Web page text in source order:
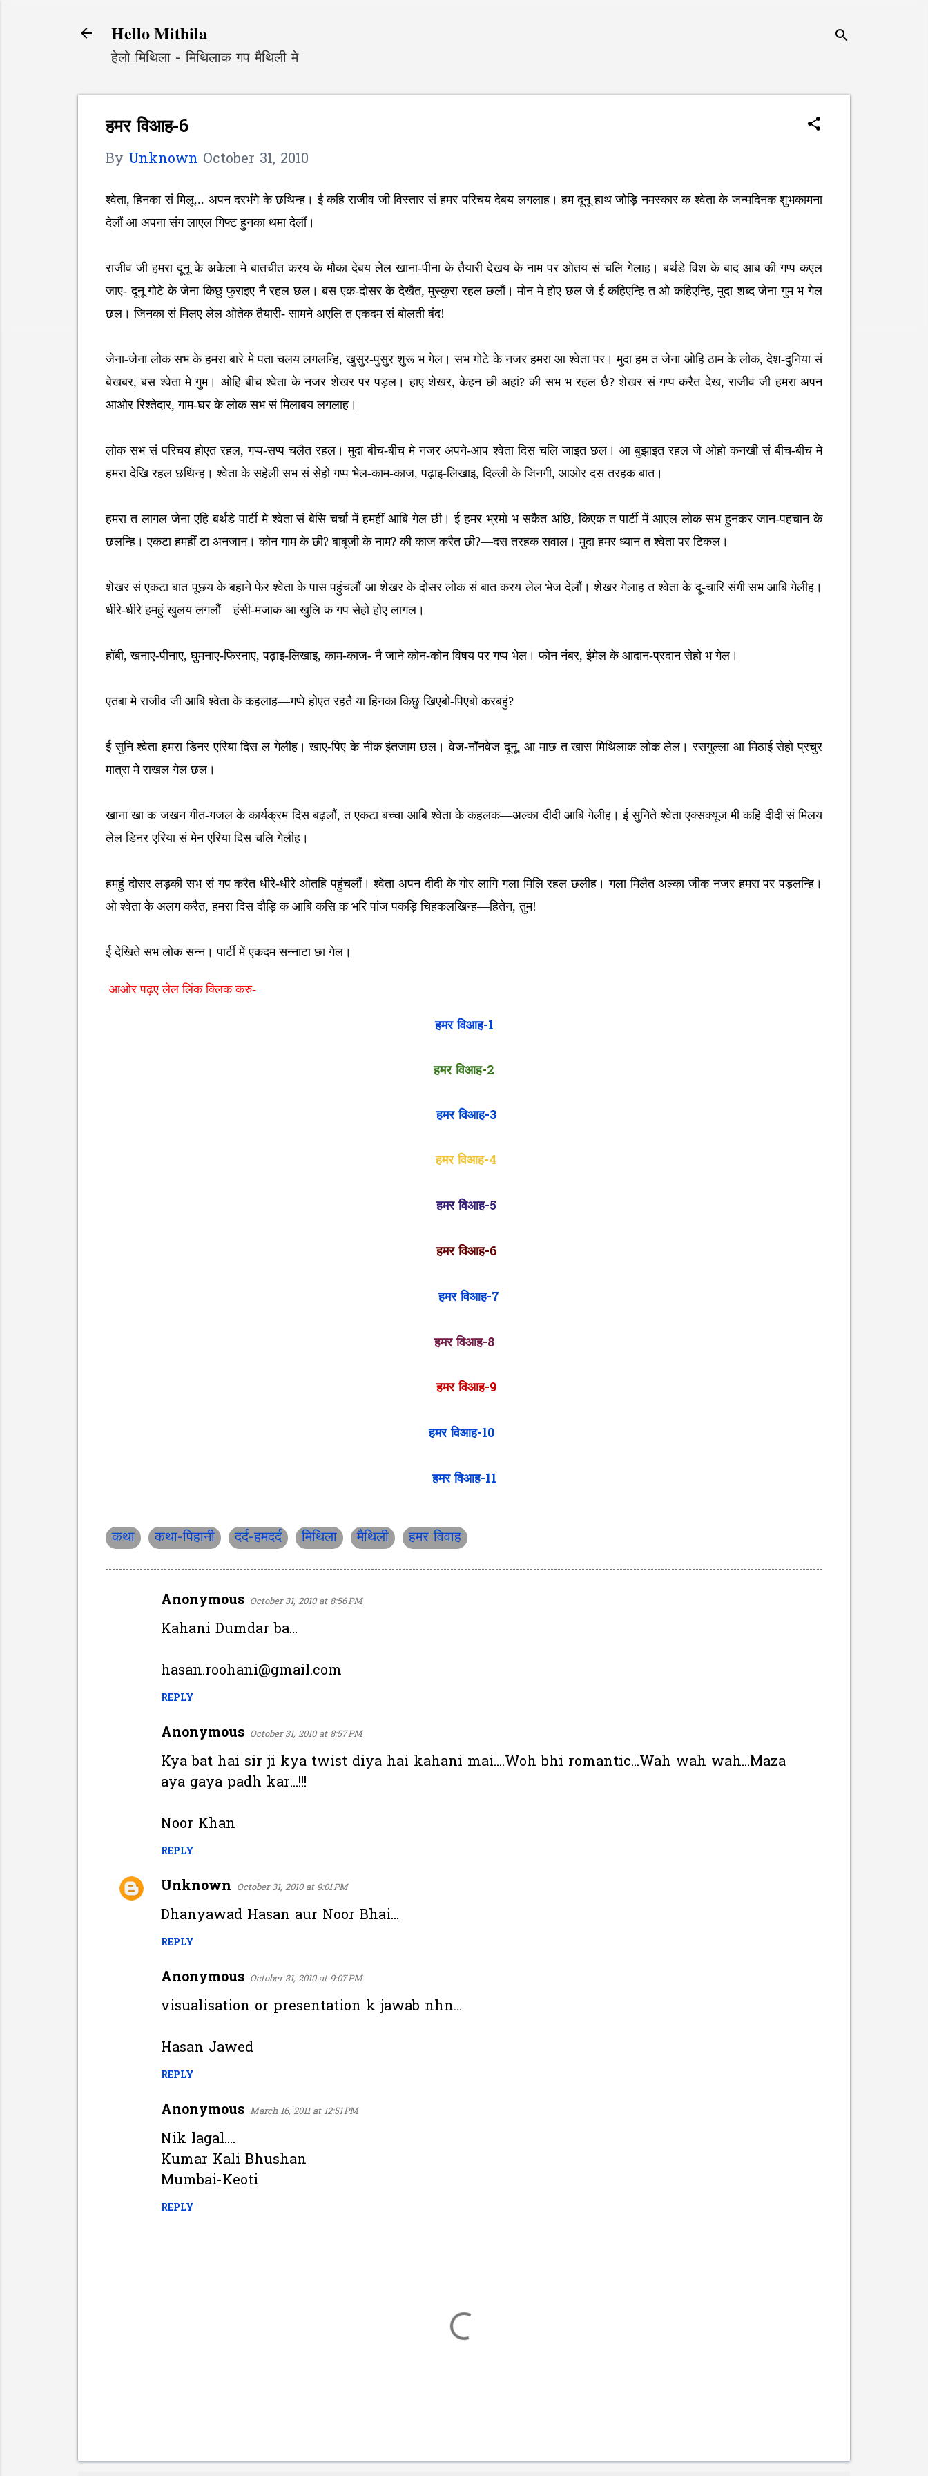
Hello Mithila
हेलो मिथिला - मिथिलाक गप मैथिली मे
हमर विआह-6
By Unknown October 31, 2010
श्वेता, हिनका सं मिलू... अपन दरभंगे के छथिन्ह। ई कहि राजीव जी विस्तार सं हमर परिचय देबय लगलाह। हम दूनू हाथ जोड़ि नमस्कार क श्वेता के जन्मदिनक शुभकामना
देलौं आ अपना संग लाएल गिफ्ट हुनका थमा देलौं।
राजीव जी हमरा दूनू के अकेला मे बातचीत करय के मौका देबय लेल खाना-पीना के तैयारी देखय के नाम पर ओतय सं चलि गेलाह। बर्थडे विश के बाद आब की गप्प कएल
जाए- दूनू गोटे के जेना किछु फुराइए नै रहल छल। बस एक-दोसर के देखैत, मुस्कुरा रहल छलौं। मोन मे होए छल जे ई कहिएन्हि त ओ कहिएन्हि, मुदा शब्द जेना गुम भ गेल
छल। जिनका सं मिलए लेल ओतेक तैयारी- सामने अएलि त एकदम सं बोलती बंद!
जेना-जेना लोक सभ के हमरा बारे मे पता चलय लगलन्हि, खुसुर-पुसुर शुरू भ गेल। सभ गोटे के नजर हमरा आ श्वेता पर। मुदा हम त जेना ओहि ठाम के लोक, देश-दुनिया सं
बेखबर, बस श्वेता मे गुम। ओहि बीच श्वेता के नजर शेखर पर पड़ल। हाए शेखर, केहन छी अहां? की सभ भ रहल छै? शेखर सं गप्प करैत देख, राजीव जी हमरा अपन
आओर रिश्तेदार, गाम-घर के लोक सभ सं मिलाबय लगलाह।
लोक सभ सं परिचय होएत रहल, गप्प-सप्प चलैत रहल। मुदा बीच-बीच मे नजर अपने-आप श्वेता दिस चलि जाइत छल। आ बुझाइत रहल जे ओहो कनखी सं बीच-बीच मे
हमरा देखि रहल छथिन्ह। श्वेता के सहेली सभ सं सेहो गप्प भेल-काम-काज, पढ़ाइ-लिखाइ, दिल्ली के जिनगी, आओर दस तरहक बात।
हमरा त लागल जेना एहि बर्थडे पार्टी मे श्वेता सं बेसि चर्चा में हमहीं आबि गेल छी। ई हमर भ्रमो भ सकैत अछि, किएक त पार्टी में आएल लोक सभ हुनकर जान-पहचान के
छलन्हि। एकटा हमहीं टा अनजान। कोन गाम के छी? बाबूजी के नाम? की काज करैत छी?—दस तरहक सवाल। मुदा हमर ध्यान त श्वेता पर टिकल।
शेखर सं एकटा बात पूछय के बहाने फेर श्वेता के पास पहुंचलौं आ शेखर के दोसर लोक सं बात करय लेल भेज देलौं। शेखर गेलाह त श्वेता के दू-चारि संगी सभ आबि गेलीह।
धीरे-धीरे हमहुं खुलय लगलौं—हंसी-मजाक आ खुलि क गप सेहो होए लागल।
हॉबी, खनाए-पीनाए, घुमनाए-फिरनाए, पढ़ाइ-लिखाइ, काम-काज- नै जाने कोन-कोन विषय पर गप्प भेल। फोन नंबर, ईमेल के आदान-प्रदान सेहो भ गेल।
एतबा मे राजीव जी आबि श्वेता के कहलाह—गप्पे होएत रहतै या हिनका किछु खिएबो-पिएबो करबहुं?
ई सुनि श्वेता हमरा डिनर एरिया दिस ल गेलीह। खाए-पिए के नीक इंतजाम छल। वेज-नॉनवेज दूनू, आ माछ त खास मिथिलाक लोक लेल। रसगुल्ला आ मिठाई सेहो प्रचुर
मात्रा मे राखल गेल छल।
खाना खा क जखन गीत-गजल के कार्यक्रम दिस बढ़लौं, त एकटा बच्चा आबि श्वेता के कहलक—अल्का दीदी आबि गेलीह। ई सुनिते श्वेता एक्सक्यूज मी कहि दीदी सं मिलय
लेल डिनर एरिया सं मेन एरिया दिस चलि गेलीह।
हमहुं दोसर लड़की सभ सं गप करैत धीरे-धीरे ओतहि पहुंचलौं। श्वेता अपन दीदी के गोर लागि गला मिलि रहल छलीह। गला मिलैत अल्का जीक नजर हमरा पर पड़लन्हि।
ओ श्वेता के अलग करैत, हमरा दिस दौड़ि क आबि कसि क भरि पांज पकड़ि चिहकलखिन्ह—हितेन, तुम!
ई देखिते सभ लोक सन्न। पार्टी में एकदम सन्नाटा छा गेल।
आओर पढ़ए लेल लिंक क्लिक करु-
हमर विआह-1
हमर विआह-2
हमर विआह-3
हमर विआह-4
हमर विआह-5
हमर विआह-6
हमर विआह-7
हमर विआह-8
हमर विआह-9
हमर विआह-10
हमर विआह-11
कथा कथा-पिहानी दर्द-हमदर्द मिथिला मैथिली हमर विवाह
Anonymous October 31, 2010 at 8:56 PM
Kahani Dumdar ba...
hasan.roohani@gmail.com
REPLY
Anonymous October 31, 2010 at 8:57 PM
Kya bat hai sir ji kya twist diya hai kahani mai....Woh bhi romantic...Wah wah wah...Maza
aya gaya padh kar...!!!
Noor Khan
REPLY
Unknown October 31, 2010 at 9:01 PM
Dhanyawad Hasan aur Noor Bhai...
REPLY
Anonymous October 31, 2010 at 9:07 PM
visualisation or presentation k jawab nhn...
Hasan Jawed
REPLY
Anonymous March 16, 2011 at 12:51 PM
Nik lagal....
Kumar Kali Bhushan
Mumbai-Keoti
REPLY